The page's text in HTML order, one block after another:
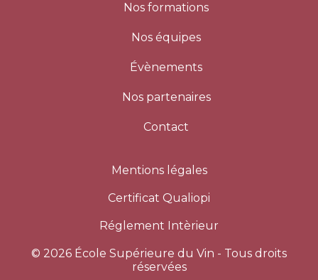
Nos formations
Nos équipes
Évènements
Nos partenaires
Contact
Mentions légales
Certificat Qualiopi
Réglement Intèrieur
© 2026 École Supérieure du Vin - Tous droits
réservées